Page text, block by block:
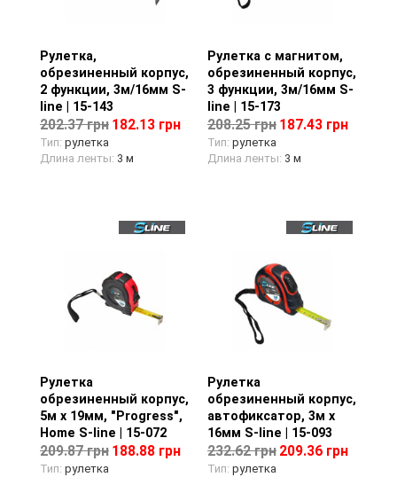
Просмотр товара
Рулетка,
обрезиненный корпус,
2 функции, 3м/16мм S-
line | 15-143
202.37 грн 182.13 грн
Тип: рулетка
Длина ленты: 3 м
Просмотр товара
Рулетка с магнитом,
обрезиненный корпус,
3 функции, 3м/16мм S-
line | 15-173
208.25 грн 187.43 грн
Тип: рулетка
Длина ленты: 3 м
Просмотр товара
Рулетка
обрезиненный корпус,
5м х 19мм, "Progress",
Home S-line | 15-072
209.87 грн 188.88 грн
Тип: рулетка
Просмотр товара
Рулетка
обрезиненный корпус,
автофиксатор, 3м х
16мм S-line | 15-093
232.62 грн 209.36 грн
Тип: рулетка